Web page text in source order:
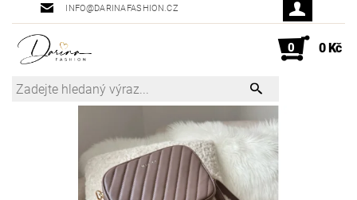
INFO@DARINAFASHION.CZ
0 0 Kč